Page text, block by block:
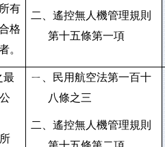
有
格
。
二、遙控無人機管理規則
第十五條第一項
最
ㄧ、民用航空法第一百十
八條之三
二、遙控無人機管理規則